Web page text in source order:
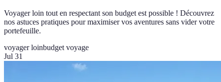
Voyager loin tout en respectant son budget est possible ! Découvrez
nos astuces pratiques pour maximiser vos aventures sans vider votre
portefeuille.
voyager loinbudget voyage
Jul 31